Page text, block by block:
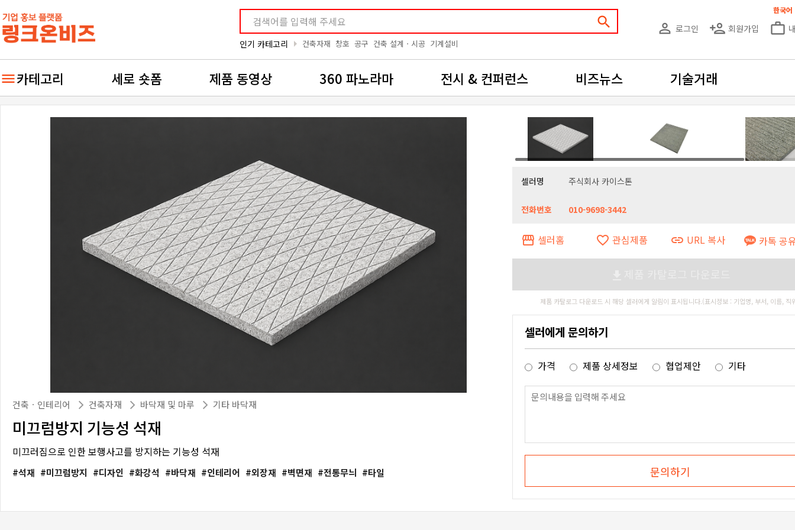
search
인기 카테고리 arrow_right 건축자재 창호 공구 건축 설계ㆍ시공 기계설비
person_outline 로그인 person_add 회원가입 work_outline
한국어
카테고리 세로 숏폼 제품 동영상 360 파노라마 전시 & 컨퍼런스 비즈뉴스 기술거래
건축ㆍ인테리어 건축자재 바닥재 및 마루 기타 바닥재
미끄럼방지 기능성 석재
미끄러짐으로 인한 보행사고를 방지하는 기능성 석재
석재 미끄럼방지 디자인 화강석 바닥재 인테리어 외장재 벽면재 전통무늬 타일
셀러명 주식회사 카이스톤
전화번호 010-9698-3442
storefront 셀러홈 favorite_border 관심제품 link URL 복사 카톡 공
제품 카탈로그 다운로드 시 해당 셀러에게 알림이 표시됩니다.(표시정보 : 기업명, 부서, 이름, 직
셀러에게 문의하기
가격 제품 상세정보 협업제안 기타
문의하기